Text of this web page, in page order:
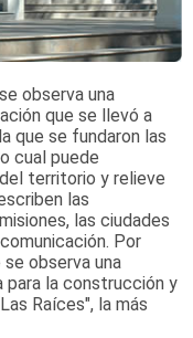
observa una
que se llevó a
que se fundaron las
cual puede
territorio y relieve
las
las ciudades
Por
observa una
la construcción y
Raíces", la más